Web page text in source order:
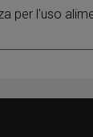
per l'uso